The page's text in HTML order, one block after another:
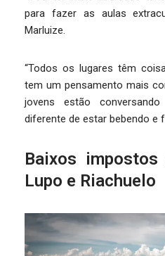
para fazer as aulas
Marluize.
“Todos os lugares têm
tem um pensamento mais
jovens estão
diferente de estar bebendo e
Baixos impostos
Lupo e Riachuelo